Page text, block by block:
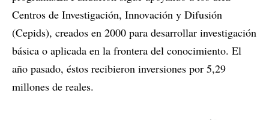
Centros de Investigación, Innovación y Difusión
(Cepids), creados en 2000 para desarrollar investigación
básica o aplicada en la frontera del conocimiento. El
año pasado, éstos recibieron inversiones por 5,29
millones de reales.